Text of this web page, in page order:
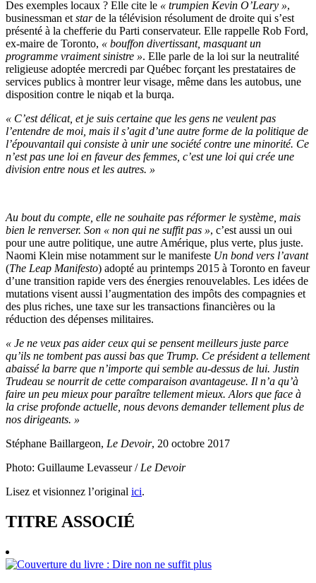
Des exemples locaux ? Elle cite le « trumpien Kevin O’Leary »,
businessman et starde la télévision résolument de droite qui s’est
présenté à la chefferie du Parti conservateur. Elle rappelle Rob Ford,
ex-maire de Toronto, « bouffon divertissant, masquant un
programme vraiment sinistre ». Elle parle de la loi sur la neutralité
religieuse adoptée mercredi par Québec forçant les prestataires de
services publics à montrer leur visage, même dans les autobus, une
disposition contre le niqab et la burqa.
« C’est délicat, et je suis certaine que les gens ne veulent pas
l’entendre de moi, mais il s’agit d’une autre forme de la politique de
l’épouvantail qui consiste à unir une société contre une minorité. Ce
n’est pas une loi en faveur des femmes, c’est une loi qui crée une
division entre nous et les autres. »
Au bout du compte, elle ne souhaite pas réformer le système, mais
bien le renverser. Son « non qui ne suffit pas », c’est aussi un oui
pour une autre politique, une autre Amérique, plus verte, plus juste.
Naomi Klein mise notamment sur le manifeste Un bond vers l’avant
(The Leap Manifesto) adopté au printemps 2015 à Toronto en faveur
d’une transition rapide vers des énergies renouvelables. Les idées de
mutations visent aussi l’augmentation des impôts des compagnies et
des plus riches, une taxe sur les transactions financières ou la
réduction des dépenses militaires.
« Je ne veux pas aider ceux qui se pensent meilleurs juste parce
qu’ils ne tombent pas aussi bas que Trump. Ce président a tellement
abaissé la barre que n’importe qui semble au-dessus de lui. Justin
Trudeau se nourrit de cette comparaison avantageuse. Il n’a qu’à
faire un peu mieux pour paraître tellement mieux. Alors que face à
la crise profonde actuelle, nous devons demander tellement plus de
nos dirigeants. »
Stéphane Baillargeon, Le Devoir, 20 octobre 2017
Photo: Guillaume Levasseur / Le Devoir
Lisez et visionnez l’original ici.
TITRE ASSOCIÉ